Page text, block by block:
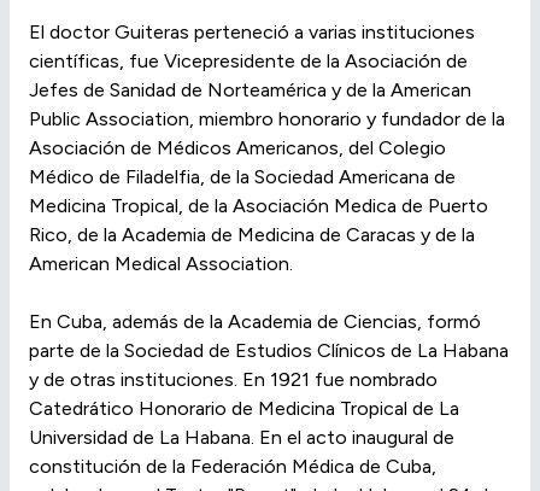
El doctor Guiteras perteneció a varias instituciones
científicas, fue Vicepresidente de la Asociación de
Jefes de Sanidad de Norteamérica y de la American
Public Association, miembro honorario y fundador de la
Asociación de Médicos Americanos, del Colegio
Médico de Filadelfia, de la Sociedad Americana de
Medicina Tropical, de la Asociación Medica de Puerto
Rico, de la Academia de Medicina de Caracas y de la
American Medical Association.
En Cuba, además de la Academia de Ciencias, formó
parte de la Sociedad de Estudios Clínicos de La Habana
y de otras instituciones. En 1921 fue nombrado
Catedrático Honorario de Medicina Tropical de La
Universidad de La Habana. En el acto inaugural de
constitución de la Federación Médica de Cuba,